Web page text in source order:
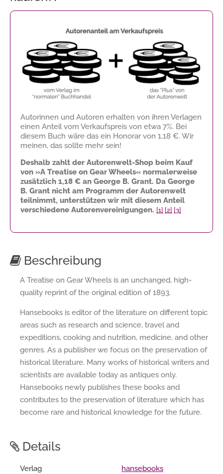
Autorinnen und Autoren erhalten von ihren Verlagen
einen Anteil vom Verkaufspreis von etwa 7%. Bei
diesem Buch wäre das ein Honorar von 1,18 €. Wir
meinen, das sollte mehr sein!
Deshalb zahlt der Autorenwelt-Shop beim Kauf
von »A Treatise on Gear Wheels« normalerweise
zusätzlich 1,18 € an George B. Grant. Da George
B. Grant nicht am Programm der Autorenwelt
teilnimmt, unterstützen wir mit diesem Anteil
verschiedene Autorenvereinigungen. [1] [2] [3]
Beschreibung
A Treatise on Gear Wheels is an unchanged, high-
quality reprint of the original edition of 1893.
Hansebooks is editor of the literature on different topic
areas such as research and science, travel and
expeditions, cooking and nutrition, medicine, and other
genres. As a publisher we focus on the preservation of
historical literature. Many works of historical writers and
scientists are available today as antiques only.
Hansebooks newly publishes these books and
contributes to the preservation of literature which has
become rare and historical knowledge for the future.
Details
Verlag hansebooks